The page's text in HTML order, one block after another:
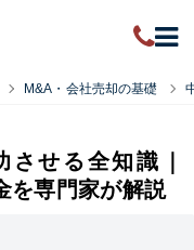
M&A・会社売却の基礎
せる全知識｜
を専門家が解説